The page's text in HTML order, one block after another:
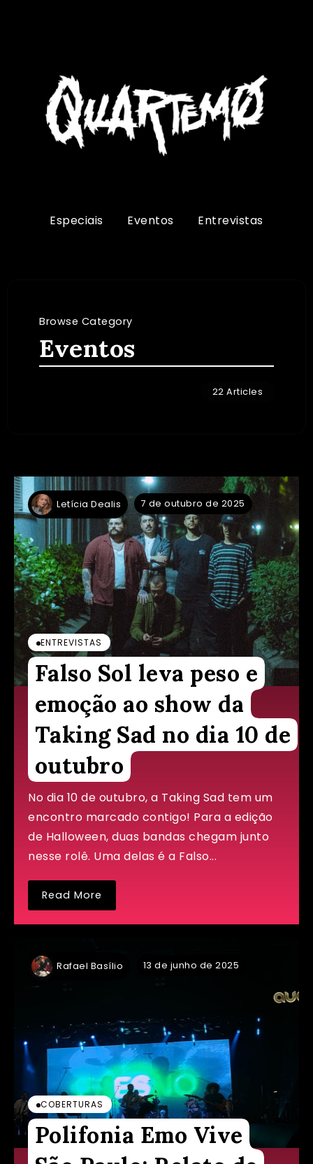
Especiais Eventos Entrevistas
Browse Category
Eventos
22 Articles
Letícia Dealis 7 de outubro de 2025
ENTREVISTAS
Falso Sol leva peso e
emoção ao show da
Taking Sad no dia 10 de
outubro
No dia 10 de outubro, a Taking Sad tem um
encontro marcado contigo! Para a edição
de Halloween, duas bandas chegam junto
nesse rolê. Uma delas é a Falso...
Read More
Rafael Basílio 13 de junho de 2025
COBERTURAS
Polifonia Emo Vive